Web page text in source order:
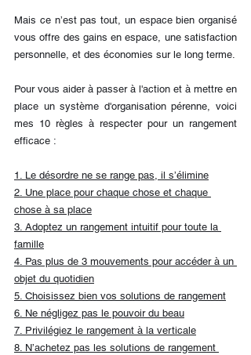
Mais ce n’est pas tout, un espace bien organisé
vous offre des gains en espace, une satisfaction
personnelle, et des économies sur le long terme.
Pour vous aider à passer à l'action et à mettre en
place un système d'organisation pérenne, voici
mes 10 règles à respecter pour un rangement
efficace :
1. Le désordre ne se range pas, il s’élimine
2. Une place pour chaque chose et chaque
chose à sa place
3. Adoptez un rangement intuitif pour toute la
famille
4. Pas plus de 3 mouvements pour accéder à un
objet du quotidien
5. Choisissez bien vos solutions de rangement
6. Ne négligez pas le pouvoir du beau
7. Privilégiez le rangement à la verticale
8. N’achetez pas les solutions de rangement